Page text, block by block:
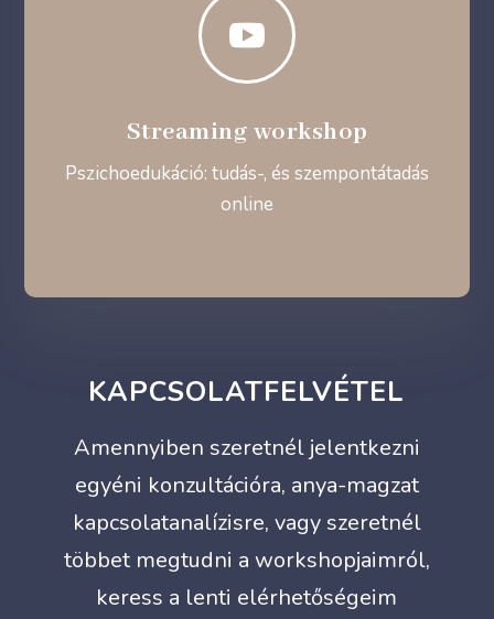

Streaming workshop
Pszichoedukáció: tudás-, és szempontátadás
online
KAPCSOLATFELVÉTEL
Amennyiben szeretnél jelentkezni
egyéni konzultációra, anya-magzat
kapcsolatanalízisre, vagy szeretnél
többet megtudni a workshopjaimról,
keress a lenti elérhetőségeim